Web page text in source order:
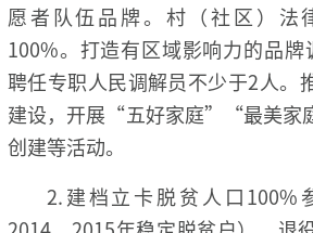
愿者队伍品牌。村（社区）法
100%。打造有区域影响力的品牌
聘任专职人民调解员不少于2人。
建设，开展“五好家庭”“最美家
创建等活动。
2.建档立卡脱贫人口100%